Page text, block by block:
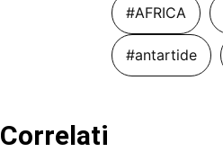
#AFRICA
#antartide
Correlati